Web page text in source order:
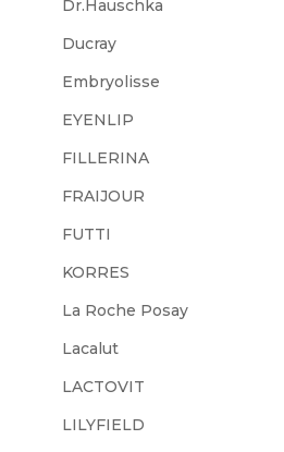
Dr.Hauschka
Ducray
Embryolisse
EYENLIP
FILLERINA
FRAIJOUR
FUTTI
KORRES
La Roche Posay
Lacalut
LACTOVIT
LILYFIELD